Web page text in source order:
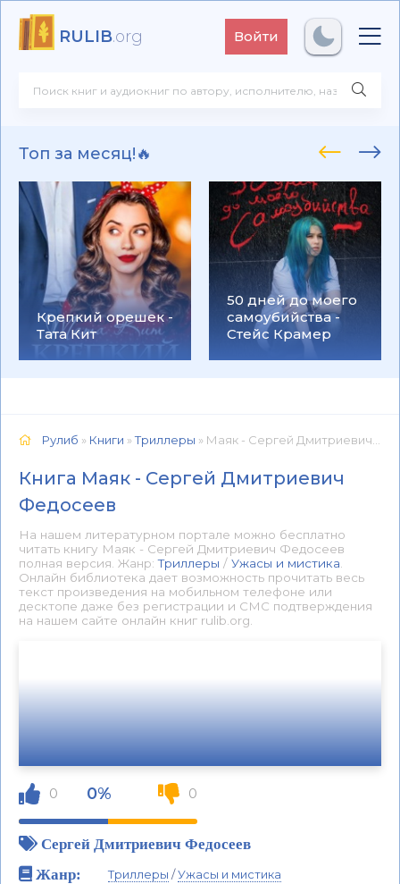
RULIB.org Войти
Топ за месяц!🔥
Крепкий орешек -
Тата Кит
50 дней до моего
самоубийства -
Стейс Крамер
Рулиб » Книги »Триллеры » Маяк - Сергей Дмитриевич Федосеев 📕 - Книга онлайн бесплатно
Книга Маяк - Сергей Дмитриевич
Федосеев
На нашем литературном портале можно бесплатно
читать книгу Маяк - Сергей Дмитриевич Федосеев
полная версия. Жанр:Триллеры / Ужасы и мистика
Онлайн библиотека дает возможность прочитать весь
текст произведения на мобильном телефоне или
десктопе даже без регистрации и СМС подтверждения
на нашем сайте онлайн книг rulib.org.
0 0% 0
Сергей Дмитриевич Федосеев
Жанр:
Триллеры /Ужасы и мистика